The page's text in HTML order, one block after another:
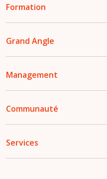
Formation
Grand Angle
Management
Communauté
Services